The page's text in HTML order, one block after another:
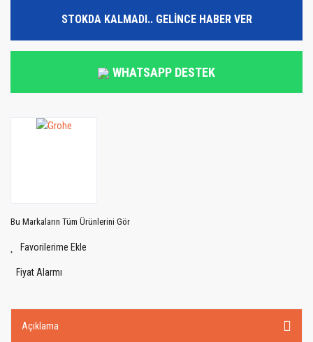
STOKDA KALMADI.. GELİNCE HABER VER
WHATSAPP DESTEK
Bu Markaların Tüm Ürünlerini Gör
Fiyat Alarmı
Açıklama